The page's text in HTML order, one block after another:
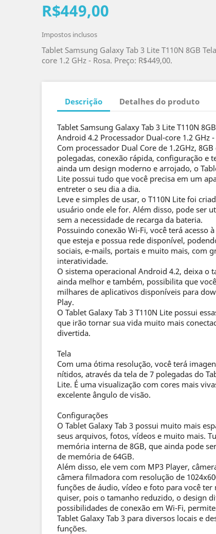
R$449,00
Impostos inclusos
Tablet Samsung Galaxy Tab 3 Lite T110N 8GB
core 1.2 GHz - Rosa. Preço: R$449,00.
Descrição Detalhes do produto
Tablet Samsung Galaxy Tab 3 Lite T110N
Android 4.2 Processador Dual-core 1.2 GHz -
Com processador Dual Core de 1.2GHz,
polegadas, conexão rápida, configuração e
ainda um design moderno e arrojado, o
Lite possui tudo que você precisa em um
entreter o seu dia a dia.
Leve e simples de usar, o T110N Lite foi
usuário onde ele for. Além disso, pode ser
sem a necessidade de recarga da bateria.
Possuindo conexão Wi-Fi, você terá acesso
que esteja e possua rede disponível,
sociais, e-mails, portais e muito mais, com
interatividade.
O sistema operacional Android 4.2, deixa o
ainda melhor e também, possibilita que
milhares de aplicativos disponíveis para
Play.
O Tablet Galaxy Tab 3 T110N Lite possui
que irão tornar sua vida muito mais
divertida.
Tela
Com uma ótima resolução, você terá
nítidos, através da tela de 7 polegadas do
Lite. É uma visualização com cores mais
excelente ângulo de visão.
Configurações
O Tablet Galaxy Tab 3 possui muito mais
seus arquivos, fotos, vídeos e muito mais.
memória interna de 8GB, que ainda pode
de memória de 64GB.
Além disso, ele vem com MP3 Player,
câmera filmadora com resolução de
funções de áudio, vídeo e foto para você
quiser, pois o tamanho reduzido, o design
possibilidades de conexão em Wi-Fi,
Tablet Galaxy Tab 3 para diversos locais e
funções.